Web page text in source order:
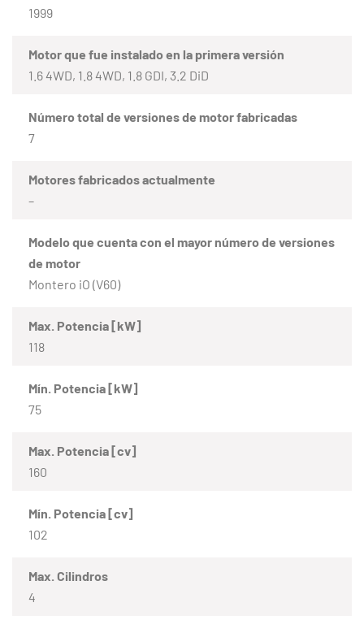
1999
Motor que fue instalado en la primera versión
1.6 4WD, 1.8 4WD, 1.8 GDI, 3.2 DiD
Número total de versiones de motor fabricadas
7
Motores fabricados actualmente
–
Modelo que cuenta con el mayor número de versiones
de motor
Montero iO (V60)
Max. Potencia [kW]
118
Mín. Potencia [kW]
75
Max. Potencia [cv]
160
Mín. Potencia [cv]
102
Max. Cilindros
4